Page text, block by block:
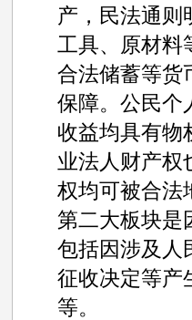
产，民法通则
工具、原材料
合法储蓄等货
保障。公民个
收益均具有物
业法人财产权
权均可被合法
第二大板块是
包括因涉及人
征收决定等产
等。